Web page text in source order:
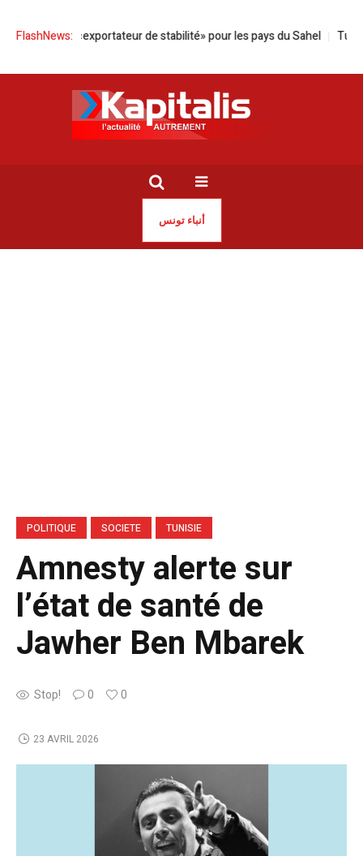
FlashNews:
Tunisie «exportateur de stabilité» pour les pays du Sahel Tunisie |
أنباء تونس
POLITIQUE SOCIETE TUNISIE
Amnesty alerte sur
l’état de santé de
Jawher Ben Mbarek
Stop! 0 0
23 AVRIL 2026